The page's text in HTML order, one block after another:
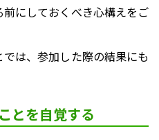
にしておくべき心構えをご
は、参加した際の結果にも
とを自覚する